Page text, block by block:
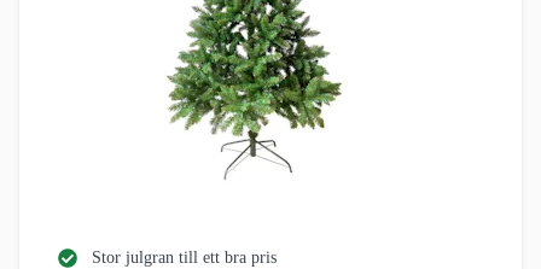
Stor julgran till ett bra pris